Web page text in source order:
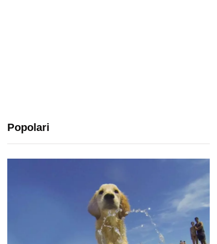
Popolari